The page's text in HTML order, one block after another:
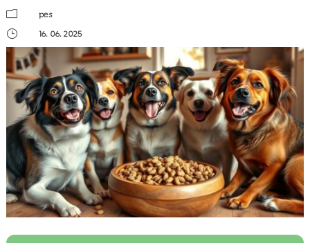
m
pes
}
16. 06. 2025